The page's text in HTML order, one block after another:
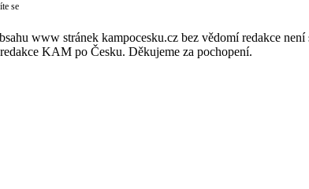
se
www stránek kampocesku.cz bez vědomí redakce
KAM po Česku. Děkujeme za pochopení.